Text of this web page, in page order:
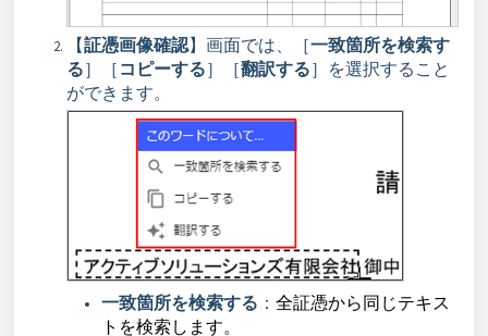
【証憑画像確認】画面では、［一致箇所を検索す
る］［ コピーする］［翻訳する］を選択すること
ができます。
一致箇所を検索する ： 全証憑から同じテキス
トを検索します。